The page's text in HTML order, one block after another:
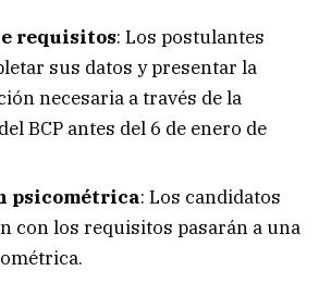
requisitos: Los postulantes
sus datos y presentar la
necesaria a través de la
BCP antes del 6 de enero de
psicométrica: Los candidatos
con los requisitos pasarán a una